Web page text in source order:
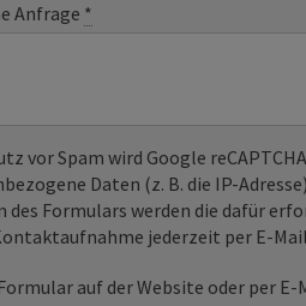
Anfrage *
vor Spam wird Google
Daten (z. B. die IP-
des Formulars werden die dafür
jederzeit per E-
auf der Website oder per